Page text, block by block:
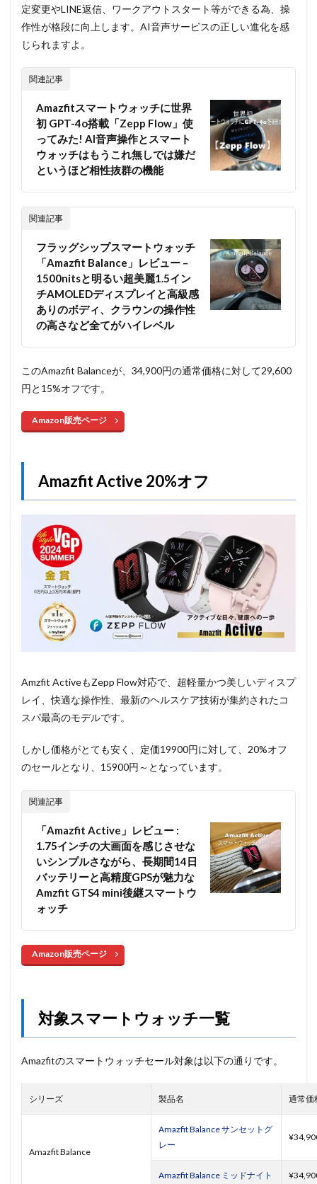
定変更やLINE返信、ワークアウトスタート等ができる為、操
作性が格段に向上します。AI音声サービスの正しい進化を感
じられますよ。
関連記事
Amazfitスマートウォッチに世界
初 GPT-4o搭載「Zepp Flow」使
ってみた! AI音声操作とスマート
ウォッチはもうこれ無しでは嫌だ
というほど相性抜群の機能
関連記事
フラッグシップスマートウォッチ
「Amazfit Balance」レビュー –
1500nitsと明るい超美麗1.5イン
チAMOLEDディスプレイと高級感
ありのボディ、クラウンの操作性
の高さなど全てがハイレベル
このAmazfit Balanceが、34,900円の通常価格に対して29,600
円と15%オフです。
Amazon販売ページ
Amazfit Active 20%オフ
Amzfit ActiveもZepp Flow対応で、超軽量かつ美しいディスプ
レイ、快適な操作性、最新のヘルスケア技術が集約されたコ
スパ最高のモデルです。
しかし価格がとても安く、定価19900円に対して、20%オフ
のセールとなり、15900円～となっています。
関連記事
「Amazfit Active」レビュー :
1.75インチの大画面を感じさせな
いシンプルさながら、長期間14日
バッテリーと高精度GPSが魅力な
Amzfit GTS4 mini後継スマートウ
ォッチ
Amazon販売ページ
対象スマートウォッチ一覧
Amazfitのスマートウォッチセール対象は以下の通りです。
シリーズ 製品名 通常価
Amazfit Balance
Amazfit Balance サンセットグ
レー
Amazfit Balance ミッドナイト